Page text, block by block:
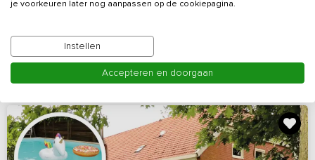
7
je voorkeuren later nog aanpassen op de cookiepagina.
Instellen
Accepteren en doorgaan